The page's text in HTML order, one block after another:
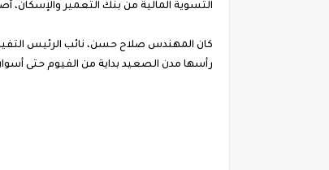
التسوية المالية من بنك التعمير
كان المهندس صلاح حسن، نائب الرئيس
رأسها مدن الصعيد بداية من الفيوم حتى أسوان، مشيرًا إلى أنه سيتم طرح ما بين 20 إلى 30 ألف